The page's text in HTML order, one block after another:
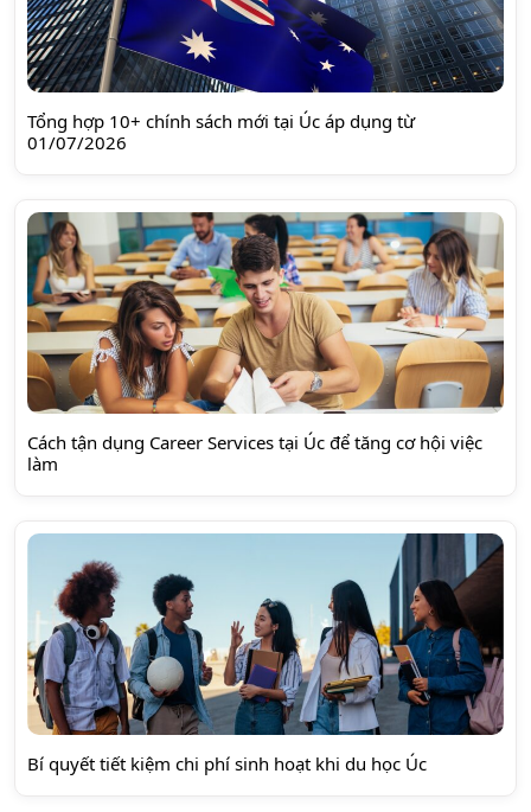
Tổng hợp 10+ chính sách mới tại Úc áp dụng từ
01/07/2026
Cách tận dụng Career Services tại Úc để tăng cơ hội việc
làm
Bí quyết tiết kiệm chi phí sinh hoạt khi du học Úc